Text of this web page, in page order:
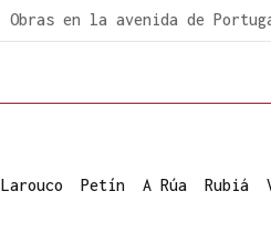
Obras en la avenida de
Larouco Petín A Rúa Rubiá